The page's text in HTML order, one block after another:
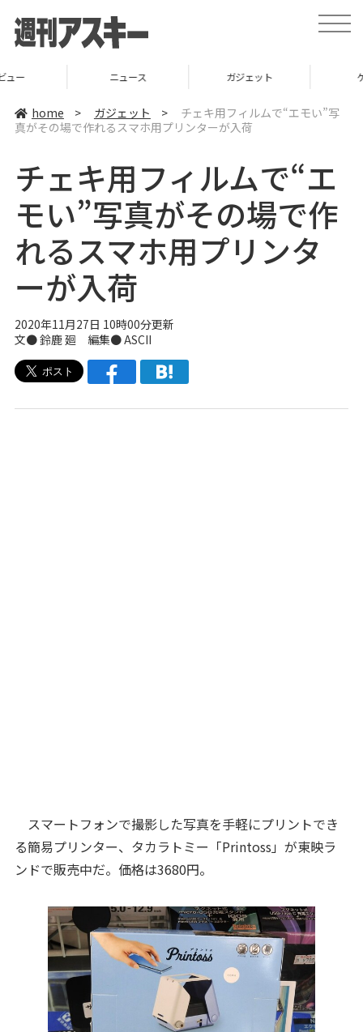
t
o
v
o
home > ガジェット >
チェキ用フィルムで“エモい”写
真がその場で作れるスマホ用プリンターが入荷
チェキ用フィルムで“エ
モい”写真がその場で作
れるスマホ用プリンタ
ーが入荷
2020年11月27日 10時00分更新
文● 鈴鹿 廻 編集● ASCII
スマートフォンで撮影した写真を手軽にプリントでき
る簡易プリンター、タカラトミー「Printoss」が東映ラ
ンドで販売中だ。価格は3680円。